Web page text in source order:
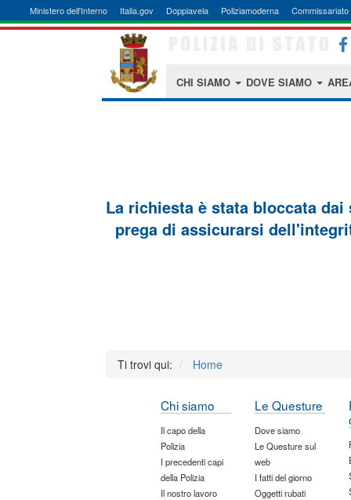
Ministero dell'Interno Italia.gov Doppiavela Poliziamoderna Commissariato
CHI SIAMO DOVE SIAMO
La richiesta è stata bloccata
prega di assicurarsi
Ti trovi qui: Home
Chi siamo
Il capo della
Polizia
I precedenti capi
della Polizia
Il nostro lavoro
Le Questure
Dove siamo
Le Questure sul
web
I fatti del giorno
Oggetti rubati